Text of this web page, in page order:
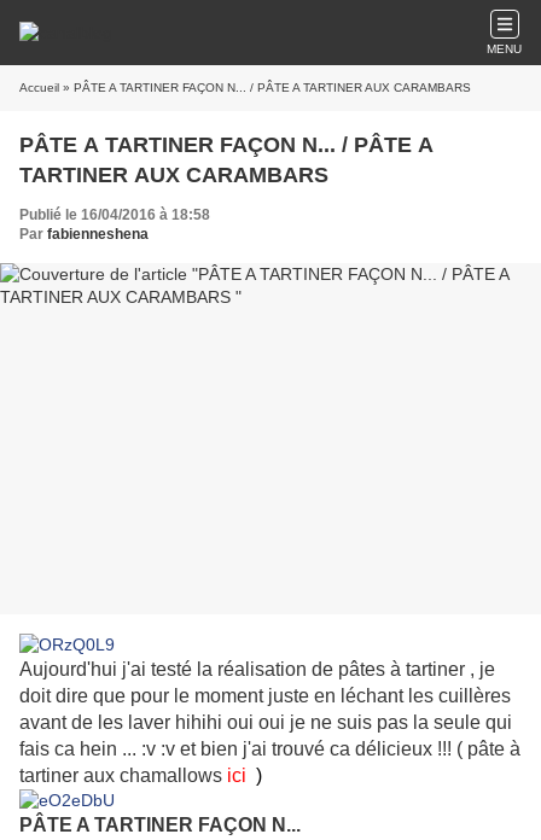
MENU
Accueil » PÂTE A TARTINER FAÇON N... / PÂTE A TARTINER AUX CARAMBARS
PÂTE A TARTINER FAÇON N... / PÂTE A
TARTINER AUX CARAMBARS
Publié le 16/04/2016 à 18:58
Par fabienneshena
Aujourd'hui j'ai testé la réalisation de pâtes à tartiner , je
doit dire que pour le moment juste en léchant les cuillères
avant de les laver hihihi oui oui je ne suis pas la seule qui
fais ca hein ... :v :v et bien j'ai trouvé ca délicieux !!! ( pâte à
tartiner aux chamallows ici )
PÂTE A TARTINER FAÇON N...